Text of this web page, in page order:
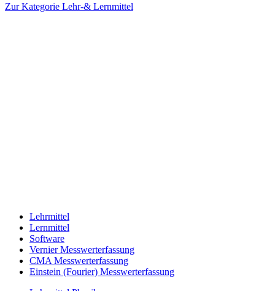
Zur Kategorie Lehr-& Lernmittel
Lehrmittel
Lernmittel
Software
Vernier Messwerterfassung
CMA Messwerterfassung
Einstein (Fourier) Messwerterfassung